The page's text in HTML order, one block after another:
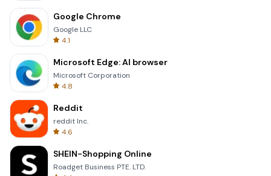
Google Chrome
Google LLC
4.1
Microsoft Edge: AI browser
Microsoft Corporation
4.8
Reddit
reddit Inc.
4.6
SHEIN-Shopping Online
Roadget Business PTE. LTD.